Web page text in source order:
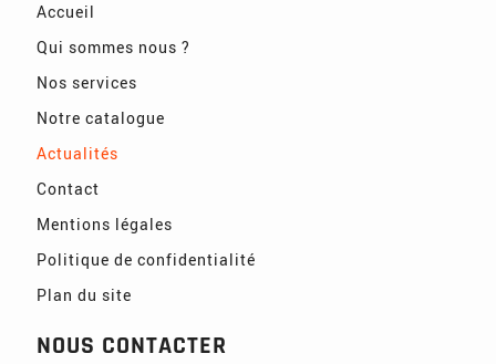
Accueil
Qui sommes nous ?
Nos services
Notre catalogue
Actualités
Contact
Mentions légales
Politique de confidentialité
Plan du site
NOUS CONTACTER